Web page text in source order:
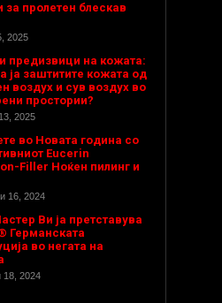
за пролетен блескав
2025
предизвици на кожата:
ја заштитите кожата од
воздух и сув воздух во
простории?
2025
во Новата година со
Eucerin
Filler Ноќен пилинг и
16, 2024
Ви ја претставува
Германската
во негата на
18, 2024